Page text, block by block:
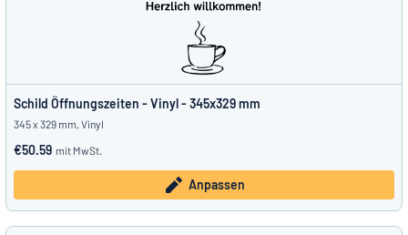
Schild Öffnungszeiten - Vinyl - 345x329 mm
345 x 329 mm, Vinyl
€50.59 mit MwSt.
Anpassen